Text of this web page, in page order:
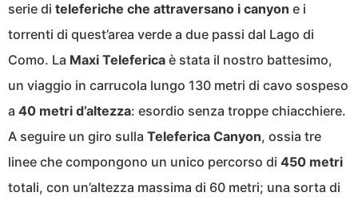
serie di teleferiche che attraversano i canyon e i
torrenti di quest’area verde a due passi dal Lago di
Como. La Maxi Teleferica è stata il nostro battesimo,
un viaggio in carrucola lungo 130 metri di cavo sospeso
a 40 metri d’altezza: esordio senza troppe chiacchiere.
A seguire un giro sulla Teleferica Canyon, ossia tre
linee che compongono un unico percorso di 450 metri
totali, con un’altezza massima di 60 metri; una sorta di